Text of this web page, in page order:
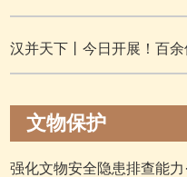
汉并天下丨今日开展！百余
文物保护
强化文物安全隐患排查能力